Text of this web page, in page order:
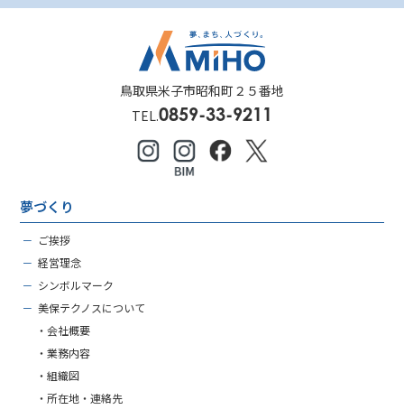
鳥取県米子市昭和町２５番地
TEL.0859-33-9211
夢づくり
－ ご挨拶
－経営理念
－ シンボルマーク
－美保テクノスについて
・会社概要
・業務内容
・組織図
・所在地・連絡先